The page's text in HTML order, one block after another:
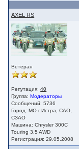
AXEL RS
Ветеран
Репутация:40
Группа:Модераторы
Сообщений: 5736
Город: МО г.Истра, САО,
СЗАО
Машина: Chrysler 300C
Touring 3.5 AWD
Регистрация: 29.05.2008